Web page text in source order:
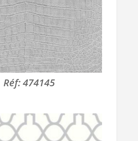
Réf:474145